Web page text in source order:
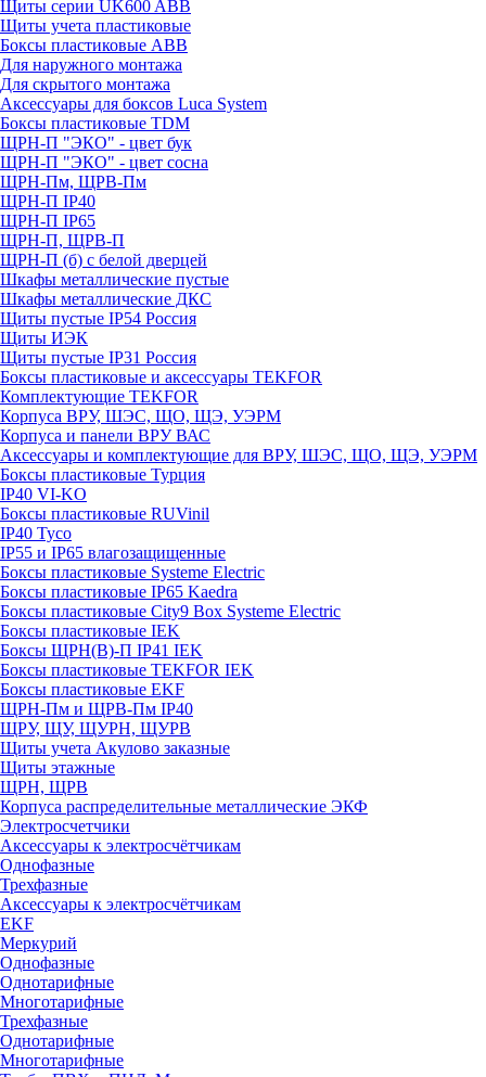
Щиты серии UK600 ABB
Щиты учета пластиковые
Боксы пластиковые ABB
Для наружного монтажа
Для скрытого монтажа
Аксессуары для боксов Luca System
Боксы пластиковые TDM
ЩРН-П "ЭКО" - цвет бук
ЩРН-П "ЭКО" - цвет сосна
ЩРН-Пм, ЩРВ-Пм
ЩРН-П IP40
ЩРН-П IP65
ЩРН-П, ЩРВ-П
ЩРН-П (б) с белой дверцей
Шкафы металлические пустые
Шкафы металлические ДКС
Щиты пустые IP54 Россия
Щиты ИЭК
Щиты пустые IP31 Россия
Боксы пластиковые и аксессуары TEKFOR
Комплектующие TEKFOR
Корпуса ВРУ, ШЭС, ЩО, ЩЭ, УЭРМ
Корпуса и панели ВРУ ВАС
Аксессуары и комплектующие для ВРУ, ШЭС, ЩО, ЩЭ, УЭРМ
Боксы пластиковые Турция
IP40 VI-KO
Боксы пластиковые RUVinil
IP40 Тусо
IP55 и IP65 влагозащищенные
Боксы пластиковые Systeme Electric
Боксы пластиковые IP65 Kaedra
Боксы пластиковые City9 Box Systeme Electric
Боксы пластиковые IEK
Боксы ЩРН(В)-П IP41 IEK
Боксы пластиковые TEKFOR IEK
Боксы пластиковые EKF
ЩРН-Пм и ЩРВ-Пм IP40
ЩРУ, ЩУ, ЩУРН, ЩУРВ
Щиты учета Акулово заказные
Щиты этажные
ЩРН, ЩРВ
Корпуса распределительные металлические ЭКФ
Электросчетчики
Аксессуары к электросчётчикам
Однофазные
Трехфазные
Аксессуары к электросчётчикам
EKF
Меркурий
Однофазные
Однотарифные
Многотарифные
Трехфазные
Однотарифные
Многотарифные